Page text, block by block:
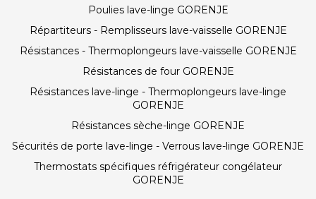
Poulies lave-linge GORENJE
Répartiteurs - Remplisseurs lave-vaisselle GORENJE
Résistances - Thermoplongeurs lave-vaisselle GORENJE
Résistances de four GORENJE
Résistances lave-linge - Thermoplongeurs lave-linge
GORENJE
Résistances sèche-linge GORENJE
Sécurités de porte lave-linge - Verrous lave-linge GORENJE
Thermostats spécifiques réfrigérateur congélateur
GORENJE